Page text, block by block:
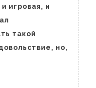
игровая, и
такой
но,